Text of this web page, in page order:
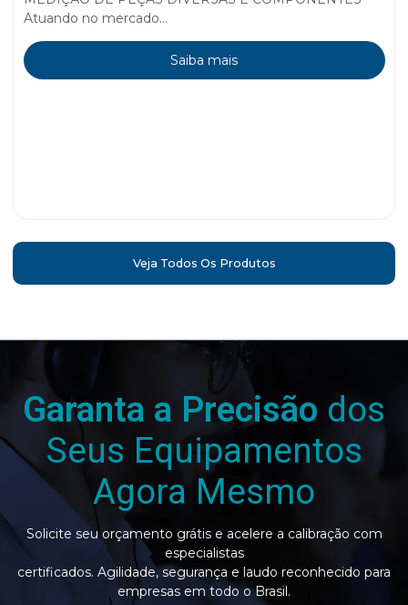
Atuando no mercado...
Saiba mais
Veja Todos Os Produtos
Garanta a Precisão dos
Seus Equipamentos
Agora Mesmo
Solicite seu orçamento grátis e acelere a calibração com
especialistas
certificados. Agilidade, segurança e laudo reconhecido para
empresas em todo o Brasil.